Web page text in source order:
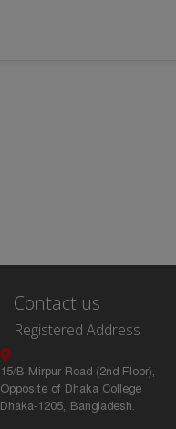
Contact us
Registered Address
15/B Mirpur Road (2nd Floor),
Opposite of Dhaka College
Dhaka-1205, Bangladesh.